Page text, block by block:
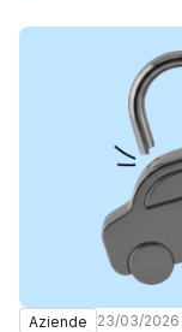
Aziende 23/03/2026